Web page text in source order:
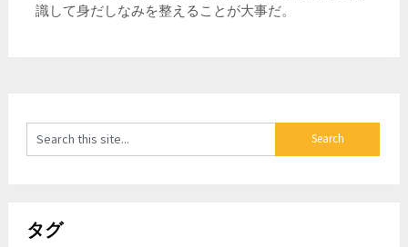
識して身だしなみを整えることが大事だ。
タグ